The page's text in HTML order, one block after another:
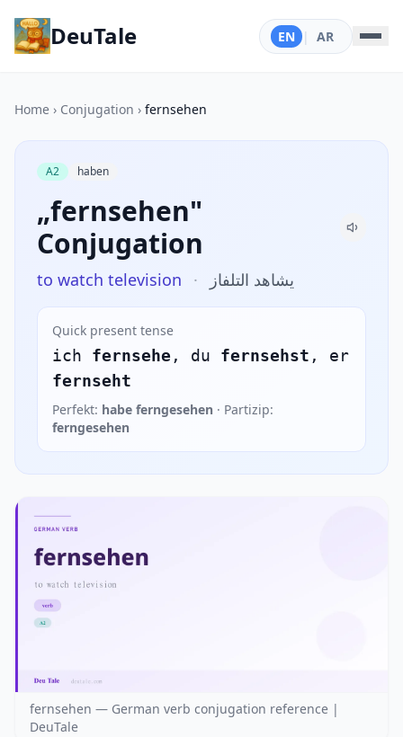
DeuTale EN | AR
Home › Conjugation › fernsehen
A2 haben
„fernsehen"
Conjugation
to watch television · يشاهد التلفاز
Quick present tense
ich fernsehe , du fernsehst , er
fernseht
Perfekt: habe ferngesehen · Partizip:
ferngesehen
fernsehen — German verb conjugation reference |
DeuTale